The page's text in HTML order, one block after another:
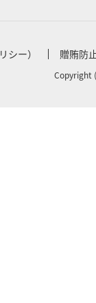
シー） 贈賄防
Copyright